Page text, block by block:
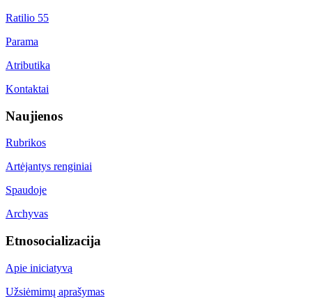
Ratilio 55
Parama
Atributika
Kontaktai
Naujienos
Rubrikos
Artėjantys renginiai
Spaudoje
Archyvas
Etnosocializacija
Apie iniciatyvą
Užsiėmimų aprašymas